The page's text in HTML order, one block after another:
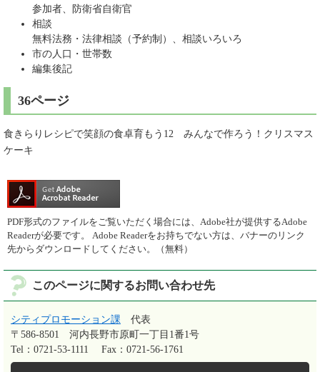
参加者、防衛省自衛官
相談
無料法務・法律相談（予約制）、相談いろいろ
市の人口・世帯数
編集後記
36ページ
食きらりレシピで笑顔の食卓育もう12 みんなで作ろう！クリスマス
ケーキ
PDF形式のファイルをご覧いただく場合には、Adobe社が提供するAdobe
Readerが必要です。
Adobe Readerをお持ちでない方は、バナーのリンク
先からダウンロードしてください。（無料）
このページに関するお問い合わせ先
シティプロモーション課
代表
〒586-8501
河内長野市原町一丁目1番1号
Tel：0721-53-1111
Fax：0721-56-1761